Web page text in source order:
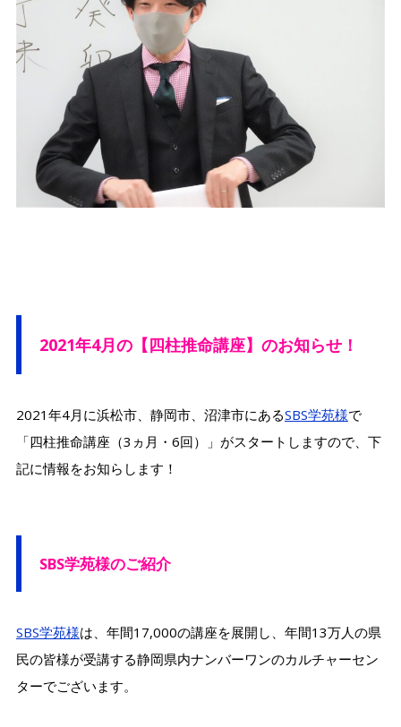
2021年4月の【四柱推命講座】のお知らせ！
2021年4月に浜松市、静岡市、沼津市にあるSBS学苑様で
「四柱推命講座（3ヵ月・6回）」がスタートしますので、下
記に情報をお知らします！
SBS学苑様のご紹介
SBS学苑様は、年間17,000の講座を展開し、年間13万人の県
民の皆様が受講する静岡県内ナンバーワンのカルチャーセン
ターでございます。